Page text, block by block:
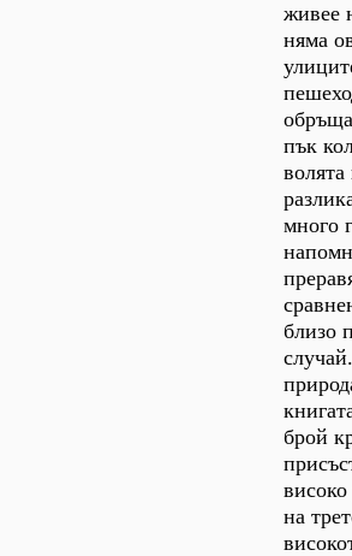
живее
няма
пък
много
близо
брой
на